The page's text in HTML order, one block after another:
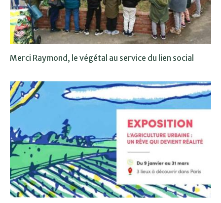
Merci Raymond, le végétal au service du lien social